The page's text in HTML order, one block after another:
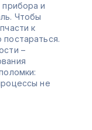
и
Чтобы
к
–
не